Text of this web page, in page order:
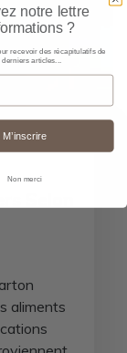
Selon
aliments
notre lettre
?
recevoir des récapitulatifs de
derniers articles...
M’inscrire
Non merci